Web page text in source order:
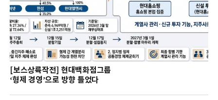
[보스상륙작전] 현대백화점그룹
‘형제 경영’으로 방향 틀었다